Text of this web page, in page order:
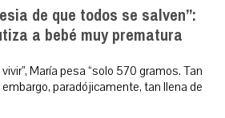
de que todos se salven”:
a bebé muy prematura
María pesa “solo 570 gramos. Tan
paradójicamente, tan llena de